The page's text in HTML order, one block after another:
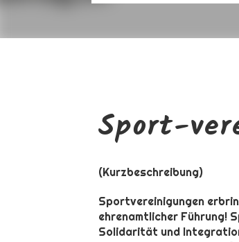
Sport-
(Kurzbeschreibung)
Sportvereinigungen
ehrenamtlicher Führung!
Solidarität und